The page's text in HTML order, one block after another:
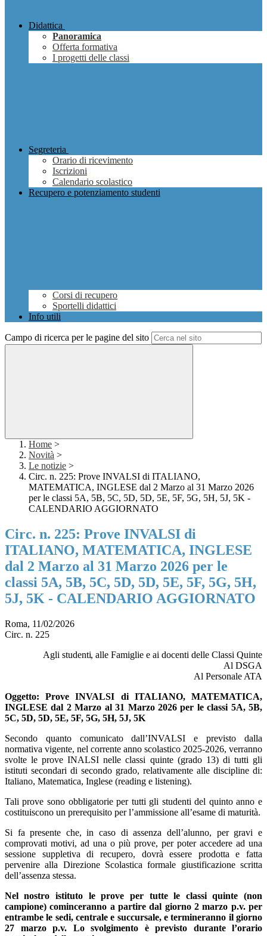
Didattica
Panoramica
Offerta formativa
I progetti delle classi
Segreteria
Orario di ricevimento
Iscrizioni
Calendario scolastico
Recupero e potenziamento studenti
Corsi di recupero
Sportelli didattici
Info utili
Campo di ricerca per le pagine del sito
Home >
Novità >
Le notizie >
Circ. n. 225: Prove INVALSI di ITALIANO,
MATEMATICA, INGLESE dal 2 Marzo al 31 Marzo 2026
per le classi 5A, 5B, 5C, 5D, 5D, 5E, 5F, 5G, 5H, 5J, 5K -
CALENDARIO AGGIORNATO
Circ. n. 225: Prove INVALSI di
ITALIANO, MATEMATICA, INGLESE
dal 2 Marzo al 31 Marzo 2026 per le
classi 5A, 5B, 5C, 5D, 5D, 5E, 5F, 5G, 5H,
5J, 5K - CALENDARIO AGGIORNATO
Roma, 11/02/2026
Circ. n. 225
Aglistudenti,alle Famiglie e ai docenti delle Classi Quinte
Al DSGA
Al Personale ATA
Oggetto: Prove INVALSI di ITALIANO, MATEMATICA,
INGLESE dal 2 Marzo al 31 Marzo 2026 per le classi 5A, 5B,
5C, 5D, 5D, 5E, 5F, 5G, 5H, 5J, 5K
Secondo quanto comunicato dall’INVALSI e previsto dalla
normativa vigente, nel corrente anno scolastico 2025-2026, verranno
svolte le prove INALSI nelle classi quinte (grado 13) di tutti gli
istituti secondari di secondo grado, relativamente alle discipline di:
Italiano, Matematica, Inglese (reading e listening).
Tali prove sono obbligatorie per tutti gli studenti del quinto anno e
costituiscono un prerequisito per l’ammissione all’esame di maturità.
Si fa presente che, in caso di assenza dell’alunno, per gravi e
comprovati motivi, ad una o più prove, per poter accedere ad una
sessione suppletiva di recupero, dovrà essere prodotta e fatta
pervenire alla Direzione Scolastica formale giustificazione scritta
dell’assenza stessa.
Nel nostro istituto le prove per tutte le classi quinte (non
campione) cominceranno a partire dal giorno 2 marzo p.v. per
entrambe le sedi, centrale e succursale, e termineranno il giorno
27 marzo p.v. Lo svolgimento è previsto durante l’orario